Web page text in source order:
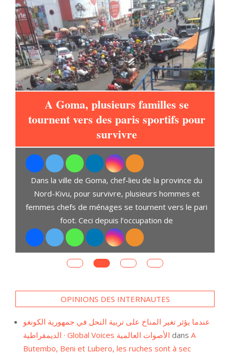
A Goma, plusieurs familles se
tournent vers des paris sportifs pour
survivre
Dans la ville de Goma, chef-lieu de la province du
Nord-Kivu, pour survivre, plusieurs hommes et
femmes chefs de ménages se tournent vers le pari
foot. Ceci depuis l’occupation de
OPINIONS DES INTERNAUTES
عندما يؤثر تغير المناخ على تربية النحل في جمهورية الكونغو
الديمقراطية · Global Voices الأصوات العالمية dans A
Butembo, Beni et Lubero, les ruches sont à sec